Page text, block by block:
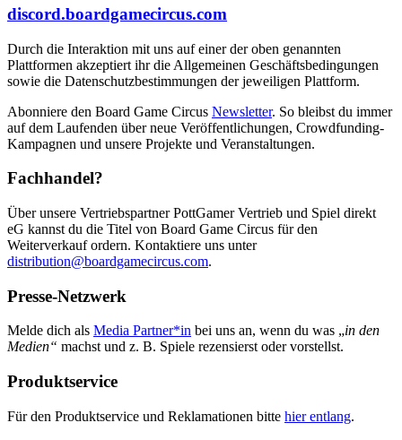
discord.boardgamecircus.com
Durch die Interaktion mit uns auf einer der oben genannten
Plattformen akzeptiert ihr die Allgemeinen Geschäftsbedingungen
sowie die Datenschutzbestimmungen der jeweiligen Plattform.
Abonniere den Board Game Circus Newsletter. So bleibst du immer
auf dem Laufenden über neue Veröffentlichungen, Crowdfunding-
Kampagnen und unsere Projekte und Veranstaltungen.
Fachhandel?
Über unsere Vertriebspartner PottGamer Vertrieb und Spiel direkt
eG kannst du die Titel von Board Game Circus für den
Weiterverkauf ordern. Kontaktiere uns unter
distribution@boardgamecircus.com.
Presse-Netzwerk
Melde dich als Media Partner*in bei uns an, wenn du was „in den
Medien“ machst und z. B. Spiele rezensierst oder vorstellst.
Produktservice
Für den Produktservice und Reklamationen bitte hier entlang.